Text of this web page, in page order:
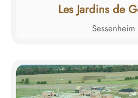
Les Jardins de
Sessenheim